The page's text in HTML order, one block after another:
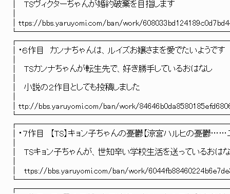
│ TSヴィクターちゃんが婚約破棄を
│ttps://bbs.yaruyomi.com/ban/work/
│・６作目 カンナちゃんは、ルイズお嬢さまを愛でたいよう
│ TSカンナちゃんが転生先で、好き勝手して
│ 小説の２作目としても投稿
│ttp://bbs.yaruyomi.com/ban/work/
│・７作目 【TS】キョン子ちゃんの憂鬱【涼宮ハルヒの憂
│ TSキョン子ちゃんが、世知辛い学校生活
│ ttps://bbs.yaruyomi.com/ban/work/